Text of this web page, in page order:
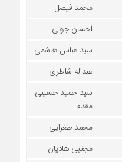
محمد فیصل
احسان جونی
سید عباس هاشمی
عبداله شاطری
سید حمید حسینی
مقدم
محمد طغرایی
مجتبی هادیان